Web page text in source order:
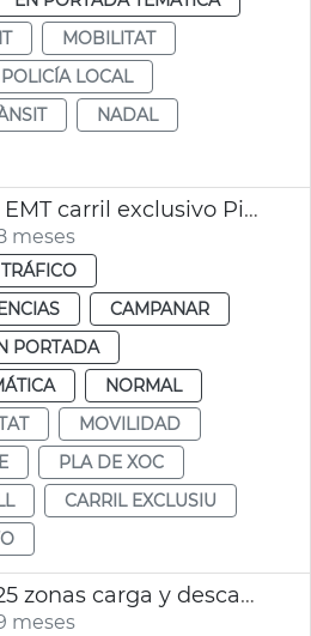
MOBILITAT
POLICÍA LOCAL
NADAL
Plan de choque EMT carril exclusivo Pius XII
meses
TRÁFICO
CAMPANAR
PORTADA
NORMAL
MOVILIDAD
PLA DE XOC
CARRIL EXCLUSIU
Monitorización 25 zonas carga y descarga
meses